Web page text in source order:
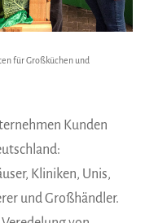
für Großküchen und
Kunden
Kliniken, Unis,
und Großhändler.